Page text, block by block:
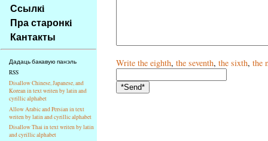
webu
základní
Hlavní
strana
Ссылкi
Пра старонкi
Кантакты
Дадаць бакавую панэль
RSS
Disallow Chinese, Japanese, and
Korean in text writen by latin and
cyrillic alphabet
Allow Arabic and Persian in text
writen by latin and cyrillic alphabet
Disallow Thai in text writen by latin
and cyrillic alphabet
Write the eighth, the seventh, the sixth, the